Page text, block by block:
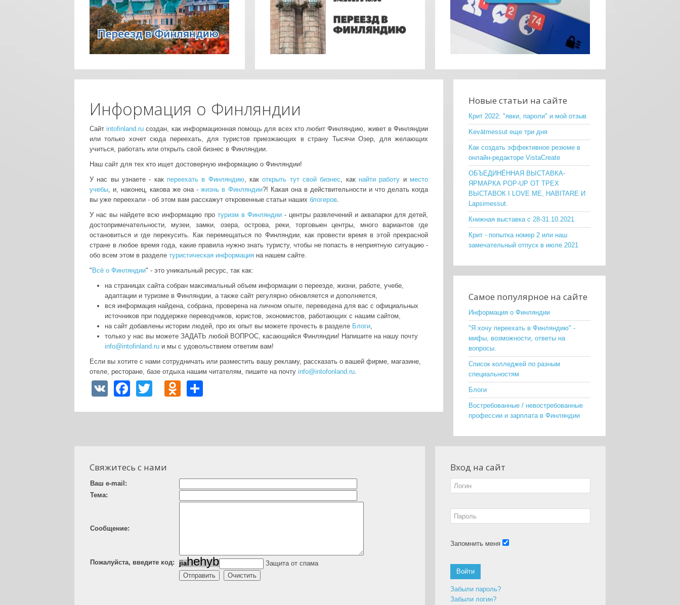
Информация о Финляндии
Сайтintofinland.ru создан, как информационная помощь для всех кто любит Финляндию, живет в Финляндии
или только хочет сюда переехать, для туристов приезжающих в страну Тысячи Озер, для желающих
учиться, работать или открыть свой бизнес в Финляндии.
Наш сайт для тех кто ищет достоверную информацию о Финляндии!
У нас вы узнаете - как переехать в Финляндию, какоткрыть тут свой бизнес, как найти работу и место
учебы, и, наконец, какова же она -жизнь в Финляндии?! Какая она в действительности и что делать когда
вы уже переехали - об этом вам расскажут откровенные статьи наших блогеров.
У нас вы найдете всю информацию про туризм в Финляндии - центры развлечений и аквапарки для детей,
достопримечательности, музеи, замки, озера, острова, реки, торговыен центры, много вариантов где
остановиться и где перекусить. Как перемещаться по Финляндии, как провести время в этой прекрасной
стране в любое время года, какие правила нужно знать туристу, чтобы не попасть в неприятную ситуацию -
обо всем этом в разделе туристическая информация на нашем сайте.
" Всё о Финляндии" - это уникальный ресурс, так как:
на страницах сайта собран максимальный объем информации о переезде, жизни, работе, учебе,
адаптации и туризме в Финляндии, а также сайт регулярно обновляется и дополняется,
вся информация найдена, собрана, проверена на личном опыте, переведена для вас с официальных
источников при поддержке переводчиков, юристов, экономистов, работающих с нашим сайтом,
на сайт добавлены истории людей, про их опыт вы можете прочесть в разделе Блоги,
только у нас вы можете ЗАДАТЬ любой ВОПРОС, касающийся Финляндии! Напишите на нашу почту
info@intofinland.ru и мы с удовольствием ответим вам!
Если вы хотите с нами сотрудничать или разместить вашу рекламу, рассказать о вашей фирме, магазине,
отеле, ресторане, базе отдыха нашим читателям, пишите на почту info@intofonland.ru.
VK Facebook
TwitterOdnoklassniki
Новые статьи на сайте
Крит 2022: "явки, пароли" и мой отзыв
Kevätmessut еще три дня
Как создать эффективное резюме в
онлайн-редакторе VistaCreate
ОБЪЕДИНЁННАЯ ВЫСТАВКА-
ЯРМАРКА POP-UP ОТ ТРЕХ
ВЫСТАВОК I LOVE ME, HABITARE И
Lapsimessut.
Книжная выставка с 28-31.10.2021
Крит - попытка номер 2 или наш
замечательный отпуск в июле 2021
Самое популярное на сайте
Информация о Финляндии
"Я хочу переехать в Финляндию" -
мифы, возможности, ответы на
вопросы.
Список колледжей по разным
специальностям
Блоги
Востребованные / невостребованные
профессии и зарплата в Финляндии
Свяжитесь с нами
Ваш e-mail:
Тема:
Сообщение:
Пожалуйста, введите код: jiahehyb Защита от спама
Вход на сайт
Запомнить меня
Войти
Забыли пароль?
Забыли логин?